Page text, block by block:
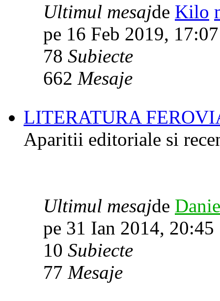
Ultimul mesajde Kilo
pe 16 Feb 2019, 17:07
78 Subiecte
662 Mesaje
LITERATURA
Aparitii editoriale si
Ultimul mesajde
pe 31 Ian 2014, 20:45
10 Subiecte
77 Mesaje